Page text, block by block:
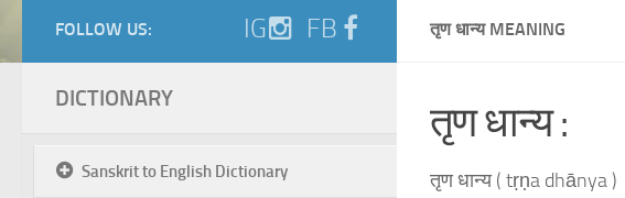
तृण धान्य MEANING
तृण धान्य :
तृण धान्य ( tṛṇa dhānya )
FOLLOW US: IG FB
DICTIONARY
Sanskrit to English Dictionary